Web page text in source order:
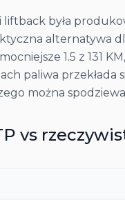
liftback była
alternatywa
1.5 z 131
paliwa
można
vs